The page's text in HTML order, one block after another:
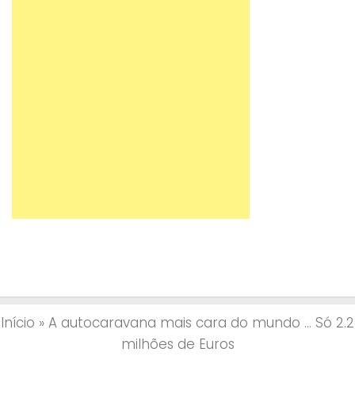
Início » A autocaravana mais cara do mundo … Só 2.2
milhões de Euros